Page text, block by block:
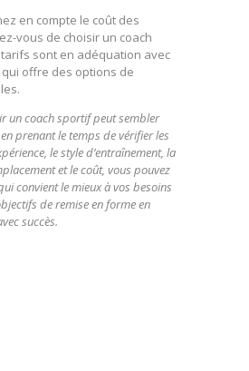
en compte le coût des
vous de choisir un coach
sont en adéquation avec
offre des options de
un coach sportif peut sembler
prenant le temps de vérifier les
le style d’entraînement, la
et le coût, vous pouvez
convient le mieux à vos besoins
de remise en forme en
succès.